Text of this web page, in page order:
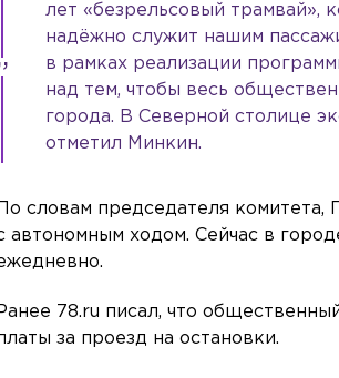
лет «безрельсовый трамвай»,
надёжно служит нашим
в рамках реализации
над тем, чтобы весь
города. В Северной столице
отметил Минкин.
По словам председателя
автономным ходом. Сейчас в
Ранее 78.ru писал, что
за проезд на остановки.